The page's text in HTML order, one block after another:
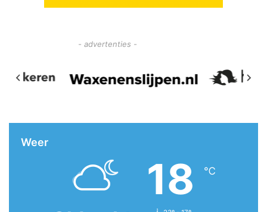
- advertenties -
Weer
18 ℃